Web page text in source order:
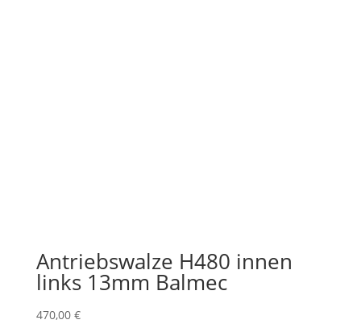
Antriebswalze H480 innen
links 13mm Balmec
470,00 €